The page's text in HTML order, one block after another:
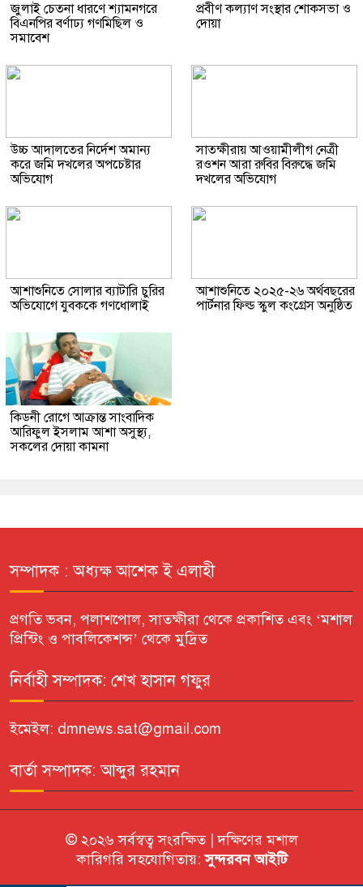
জুলাই চেতনা ধারণে শ্যামনগরে
বিএনপির বর্ণাঢ্য গণমিছিল ও
সমাবেশ
প্রবীণ কল্যাণ সংস্থার শোকসভা ও
দোয়া
উচ্চ আদালতের নির্দেশ অমান্য
করে জমি দখলের অপচেষ্টার
অভিযোগ
সাতক্ষীরায় আওয়ামীলীগ নেত্রী
রওশন আরা রুবির বিরুদ্ধে জমি
দখলের অভিযোগ
আশাশুনিতে সোলার ব্যাটারি চুরির
অভিযোগে যুবককে গণধোলাই
আশাশুনিতে ২০২৫-২৬ অর্থবছরের
পার্টনার ফিল্ড স্কুল কংগ্রেস অনুষ্ঠিত
কিডনী রোগে আক্রান্ত সাংবাদিক
আরিফুল ইসলাম আশা অসুস্থ্য,
সকলের দোয়া কামনা
সম্পাদক : অধ্যক্ষ আশেক ই এলাহী
প্রগতি ভবন, পলাশপোল, সাতক্ষীরা থেকে প্রকাশিত এবং ‘মশাল
প্রিন্টিং ও পাবলিকেশন্স’ থেকে মুদ্রিত
নির্বাহী সম্পাদক: শেখ হাসান গফুর
ইমেইল: dmnews.sat@gmail.com
বার্তা সম্পাদক: আব্দুর রহমান
© ২০২৬ সর্বস্বত্ব সংরক্ষিত | দক্ষিণের মশাল
কারিগরি সহযোগিতায়:সুন্দরবন আইটি